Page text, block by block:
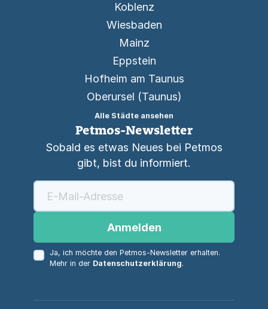
Koblenz
Wiesbaden
Mainz
Eppstein
Hofheim am Taunus
Oberursel (Taunus)
Alle Städte ansehen
Petmos-Newsletter
Sobald es etwas Neues bei Petmos
gibt, bist du informiert.
Anmelden
Ja, ich möchte den Petmos-Newsletter erhalten.
Mehr in der Datenschutzerklärung.